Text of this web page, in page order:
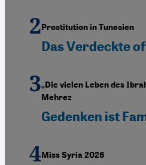
Prostitution in Tunesien
Das Verdeckte
„Die vielen Leben des
Mehrez
Gedenken ist
Miss Syria 2026